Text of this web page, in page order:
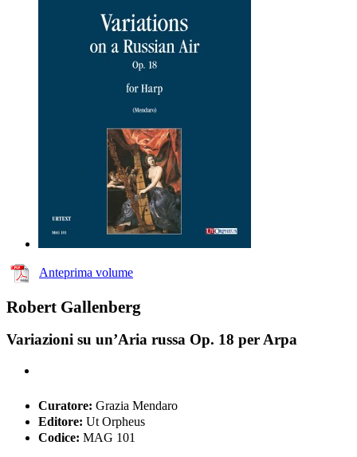
Anteprima volume
Robert Gallenberg
Variazioni su un’Aria russa Op. 18 per Arpa
Curatore: Grazia Mendaro
Editore: Ut Orpheus
Codice: MAG 101